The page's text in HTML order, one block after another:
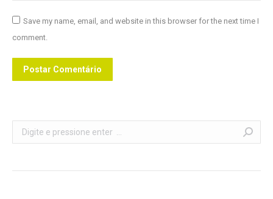
Save my name, email, and website in this browser for the next time I
comment.
Postar Comentário
Search: